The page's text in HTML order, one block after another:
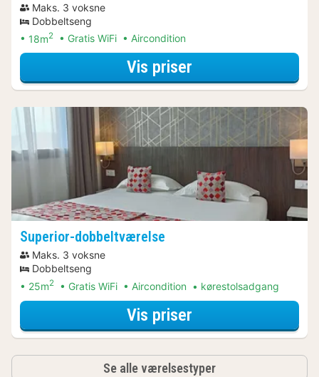
Maks. 3 voksne
Dobbeltseng
18m2 Gratis WiFi Aircondition
Vis priser
Superior-dobbeltværelse
Maks. 3 voksne
Dobbeltseng
25m2 Gratis WiFi Aircondition kørestolsadgang
Vis priser
Se alle værelsestyper